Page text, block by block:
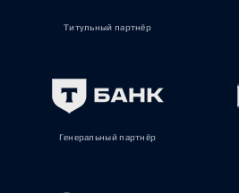
Титульный партнёр
Генеральный партнёр